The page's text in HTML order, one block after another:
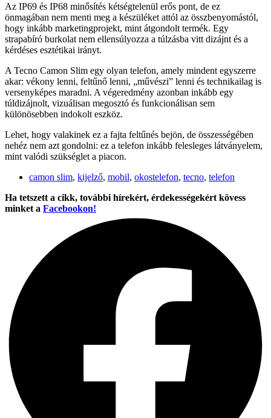
Az IP69 és IP68 minősítés kétségtelenül erős pont, de ez
önmagában nem menti meg a készüléket attól az összbenyomástól,
hogy inkább marketingprojekt, mint átgondolt termék. Egy
strapabíró burkolat nem ellensúlyozza a túlzásba vitt dizájnt és a
kérdéses esztétikai irányt.
A Tecno Camon Slim egy olyan telefon, amely mindent egyszerre
akar: vékony lenni, feltűnő lenni, „művészi” lenni és technikailag is
versenyképes maradni. A végeredmény azonban inkább egy
túldizájnolt, vizuálisan megosztó és funkcionálisan sem
különösebben indokolt eszköz.
Lehet, hogy valakinek ez a fajta feltűnés bejön, de összességében
nehéz nem azt gondolni: ez a telefon inkább felesleges látványelem,
mint valódi szükséglet a piacon.
camon slim, kijelző, mobil, okostelefon, tecno, telefon
Ha tetszett a cikk, további hírekért, érdekességekért kövess
minket a Facebookon!